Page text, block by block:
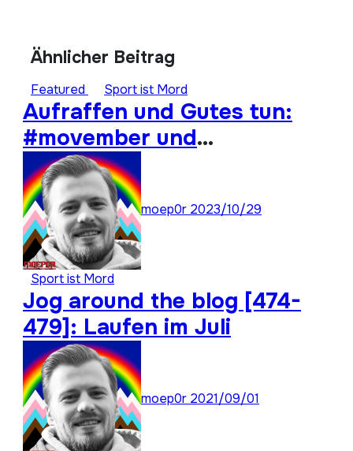
Ähnlicher Beitrag
Featured Sport ist Mord
Aufraffen und Gutes tun:
#movember und
#moep0rthon 2023
moep0r 2023/10/29
Sport ist Mord
Jog around the blog [474-
479]: Laufen im Juli
moep0r 2021/09/01